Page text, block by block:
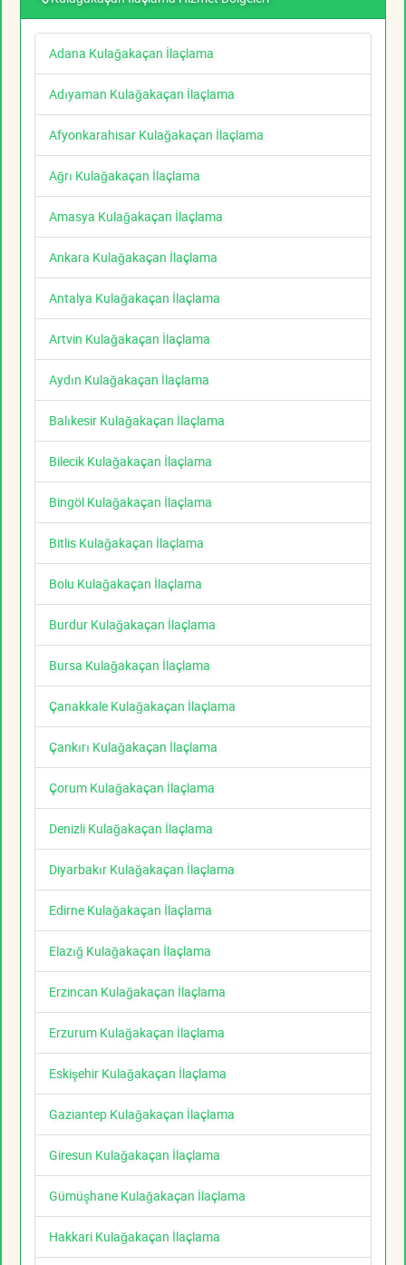
Adana Kulağakaçan İlaçlama
Adıyaman Kulağakaçan İlaçlama
Afyonkarahisar Kulağakaçan İlaçlama
Ağrı Kulağakaçan İlaçlama
Amasya Kulağakaçan İlaçlama
Ankara Kulağakaçan İlaçlama
Antalya Kulağakaçan İlaçlama
Artvin Kulağakaçan İlaçlama
Aydın Kulağakaçan İlaçlama
Balıkesir Kulağakaçan İlaçlama
Bilecik Kulağakaçan İlaçlama
Bingöl Kulağakaçan İlaçlama
Bitlis Kulağakaçan İlaçlama
Bolu Kulağakaçan İlaçlama
Burdur Kulağakaçan İlaçlama
Bursa Kulağakaçan İlaçlama
Çanakkale Kulağakaçan İlaçlama
Çankırı Kulağakaçan İlaçlama
Çorum Kulağakaçan İlaçlama
Denizli Kulağakaçan İlaçlama
Diyarbakır Kulağakaçan İlaçlama
Edirne Kulağakaçan İlaçlama
Elazığ Kulağakaçan İlaçlama
Erzincan Kulağakaçan İlaçlama
Erzurum Kulağakaçan İlaçlama
Eskişehir Kulağakaçan İlaçlama
Gaziantep Kulağakaçan İlaçlama
Giresun Kulağakaçan İlaçlama
Gümüşhane Kulağakaçan İlaçlama
Hakkari Kulağakaçan İlaçlama